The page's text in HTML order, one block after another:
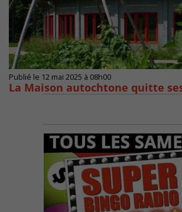
Publié le 12 mai 2025 à 08h00
La Maison autochtone quitte